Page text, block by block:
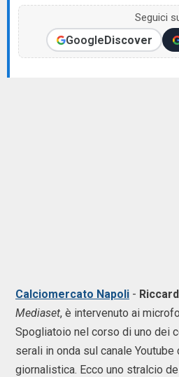
Seguici
GoogleDiscover
Calciomercato Napoli -
Mediaset, è intervenuto ai
Spogliatoio nel corso di uno dei
serali in onda sul canale
giornalistica. Ecco uno stralcio